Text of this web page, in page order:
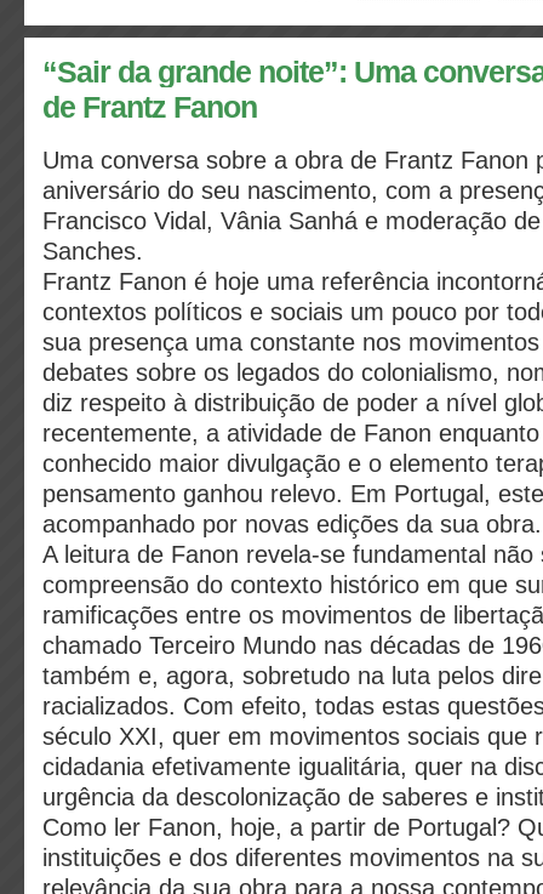
“Sair da grande noite”: Uma
de Frantz Fanon
Uma conversa sobre a obra de Frantz Fanon
aniversário do seu nascimento, com a
Francisco Vidal, Vânia Sanhá e moderação
Sanches.
Frantz Fanon é hoje uma referência
contextos políticos e sociais um pouco por
sua presença uma constante nos
debates sobre os legados do colonialismo,
diz respeito à distribuição de poder a nível
recentemente, a atividade de Fanon
conhecido maior divulgação e o elemento
pensamento ganhou relevo. Em Portugal,
acompanhado por novas edições da sua obra.
A leitura de Fanon revela-se fundamental não
compreensão do contexto histórico em que
ramificações entre os movimentos de
chamado Terceiro Mundo nas décadas de
também e, agora, sobretudo na luta pelos
racializados. Com efeito, todas estas
século XXI, quer em movimentos sociais que
cidadania efetivamente igualitária, quer na
urgência da descolonização de saberes e
Como ler Fanon, hoje, a partir de Portugal?
instituições e dos diferentes movimentos na
relevância da sua obra para a nossa